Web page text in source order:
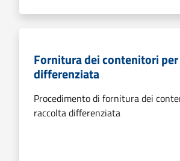
Fornitura dei contenitori
differenziata
Procedimento di fornitura dei
raccolta differenziata